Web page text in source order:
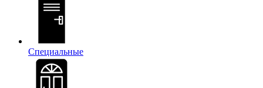
Специальные